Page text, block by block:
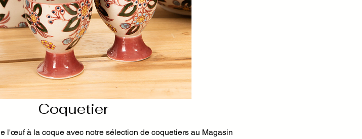
Coquetier
l'œuf à la coque avec notre sélection de coquetiers au Magasin